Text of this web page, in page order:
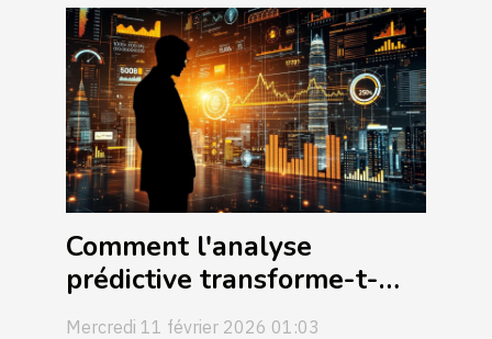
Comment l'analyse
prédictive transforme-t-
elle le secteur financier ?
Mercredi 11 février 2026 01:03